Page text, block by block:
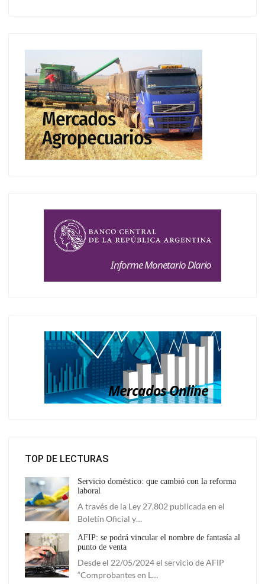
TOP DE LECTURAS
Servicio doméstico: que cambió con la reforma
laboral
A través de la Ley 27.802 publicada en el
Boletín Oficial y…
AFIP: se podrá vincular el nombre de fantasía al
punto de venta
Desde el 22/05/2024 el servicio de AFIP
“Comprobantes en L…